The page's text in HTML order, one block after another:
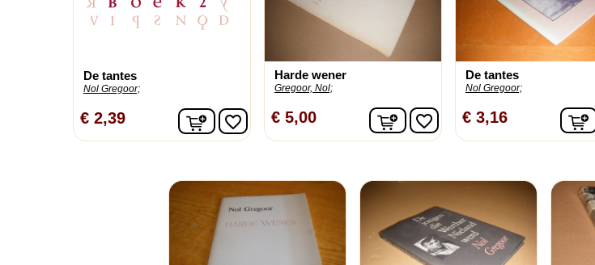
De tantes
Nol Gregoor;
€ 2,39 In winkelwagen
favorite_border
Harde wener
Gregoor, Nol;
€ 5,00 In winkelwagen
favorite_border
De tantes
Nol Gregoor;
€ 3,16